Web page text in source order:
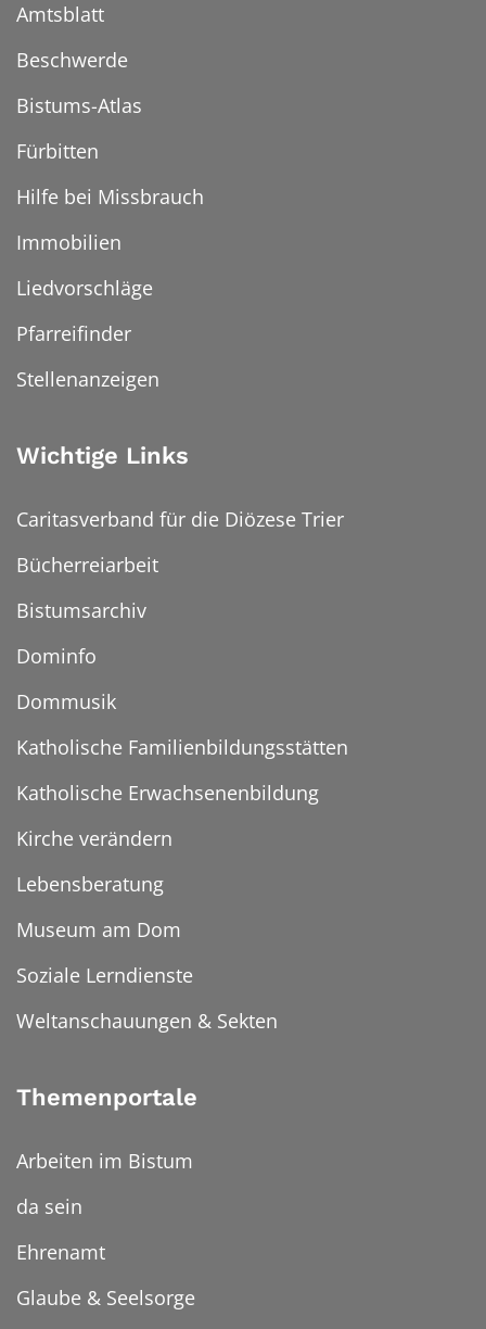
Amtsblatt
Beschwerde
Bistums-Atlas
Fürbitten
Hilfe bei Missbrauch
Immobilien
Liedvorschläge
Pfarreifinder
Stellenanzeigen
Wichtige Links
Caritasverband für die Diözese Trier
Bücherreiarbeit
Bistumsarchiv
Dominfo
Dommusik
Katholische Familienbildungsstätten
Katholische Erwachsenenbildung
Kirche verändern
Lebensberatung
Museum am Dom
Soziale Lerndienste
Weltanschauungen & Sekten
Themenportale
Arbeiten im Bistum
da sein
Ehrenamt
Glaube & Seelsorge